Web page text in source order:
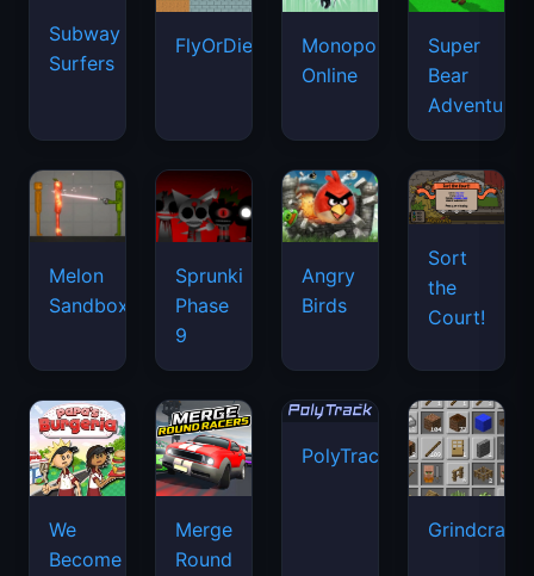
Subway
Surfers
FlyOrDie.io
Monopoly
Online
Super
Bear
Adventure
Melon
Sandbox
Sprunki
Phase
9
Angry
Birds
Sort
the
Court!
We
Become
Merge
Round
PolyTrack
Grindcraft